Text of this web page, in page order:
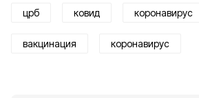
црб ковид коронавирус
вакцинация коронавирус